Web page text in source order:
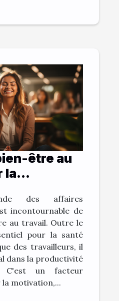
être au
la
des affaires
incontournable de
au travail. Outre le
pour la santé
des travailleurs, il
dans la productivité
C'est un facteur
motivation,...